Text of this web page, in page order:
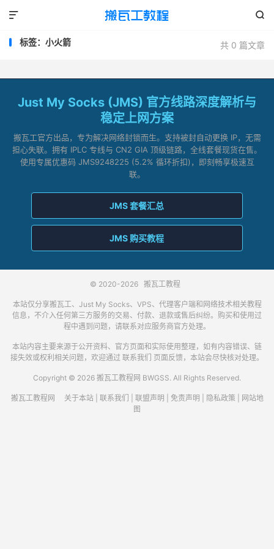


共 0 篇文章
标签：小火箭
Just My Socks (JMS) 官方线路深度解析与
稳定上网方案
搬瓦工官方出品，专为解决网络封锁而生。支持被封自动更换 IP，无需
担心失联。拥有 IPLC 专线与 CN2 GIA 顶级链路，全线套餐现货在售。
使用专属优惠码 JMS9248225 (5.2% 循环折扣)，即刻畅享极速互
联。
JMS 套餐汇总
JMS 购买教程
© 2020-2026 搬瓦工教程
本站仅分享搬瓦工、Just My Socks、VPS、代理客户端和网络技术相关教程
信息，不介入任何第三方服务的交易、付款、退款或售后纠纷。购买和使用过
程中遇到问题，请联系对应服务商官方处理。
本站内容主要来源于公开资料、官方页面和实际使用整理，如有内容错误、链
接失效或权利相关问题，欢迎通过 联系我们 页面反馈，本站会尽快核对处理。
Copyright © 2026 搬瓦工教程网 BWGSS. All Rights Reserved.
搬瓦工教程网 关于本站| 联系我们 联盟声明 免责声明 隐私政策
网站地
图